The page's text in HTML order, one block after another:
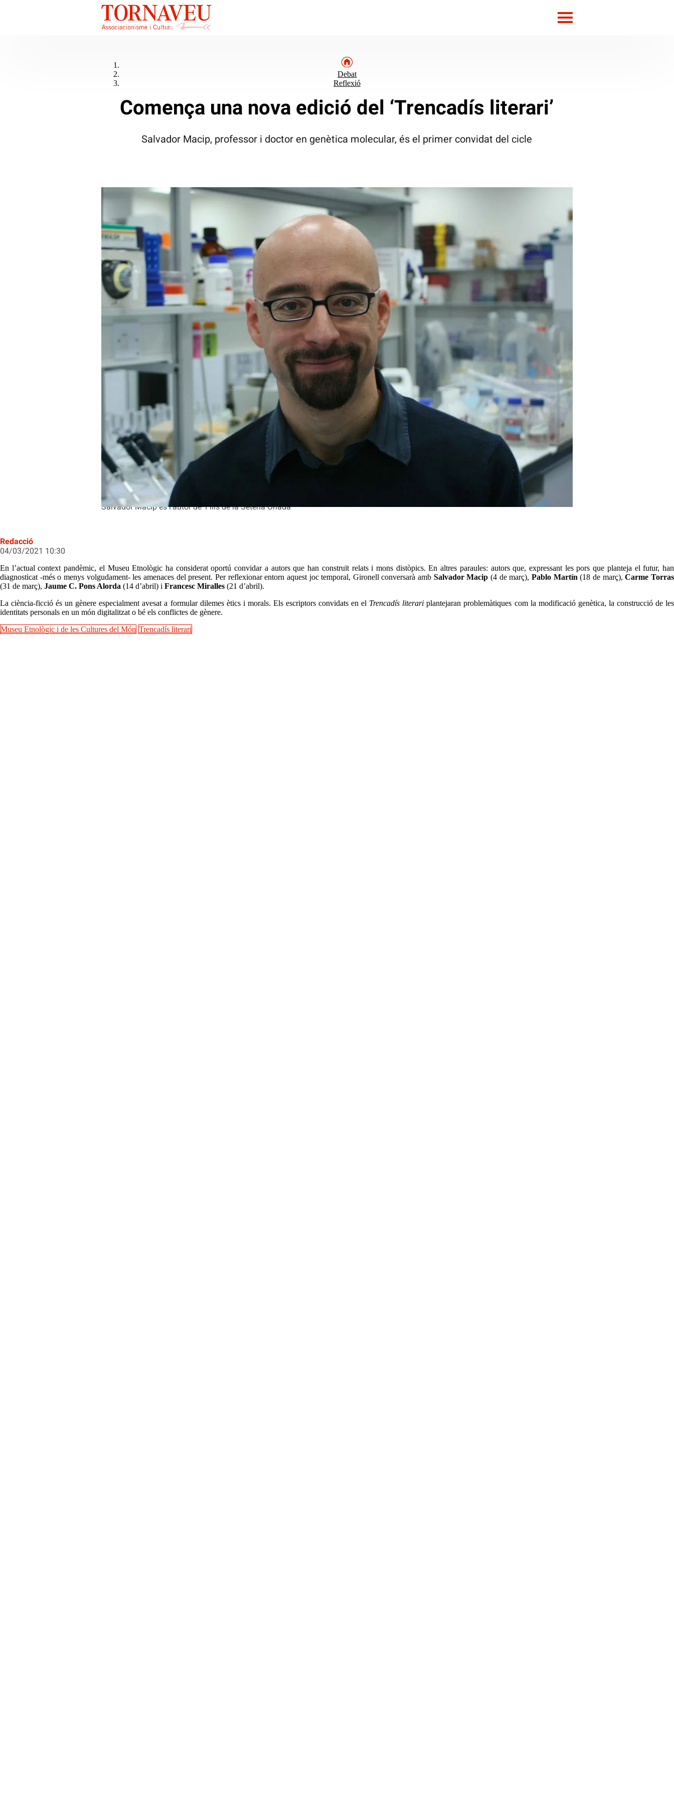
Salvador Macip és l'autor de 'Fills de la Setena Onada'
Debat
Reflexió
Comença una nova edició del ‘Trencadís literari’
Salvador Macip, professor i doctor en genètica molecular, és el primer convidat del cicle
Redacció
04/03/2021 10:30
En l’actual context pandèmic, el Museu Etnològic ha considerat oportú convidar a autors que han construït relats i mons distòpics. En altres paraules: autors que, expressant les pors que planteja el futur, han
diagnosticat -més o menys volgudament- les amenaces del present. Per reflexionar entorn aquest joc temporal, Gironell conversarà amb Salvador Macip (4 de març),Pablo Martín(18 de març),Carme Torras
(31 de març), Jaume C. Pons Alorda (14 d’abril) i Francesc Miralles (21 d’abril).
La ciència-ficció és un gènere especialment avesat a formular dilemes ètics i morals. Els escriptors convidats en el Trencadís literariplantejaran problemàtiques com la modificació genètica, la construcció de les
identitats personals en un món digitalitzat o bé els conflictes de gènere.
Museu Etnològic i de les Cultures del Món Trencadís literari